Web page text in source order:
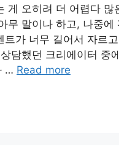
게 오히려 더 어렵다
무 말이나 하고, 나중
트가 너무 길어서 자르
담했던 크리에이터 중
… Read more